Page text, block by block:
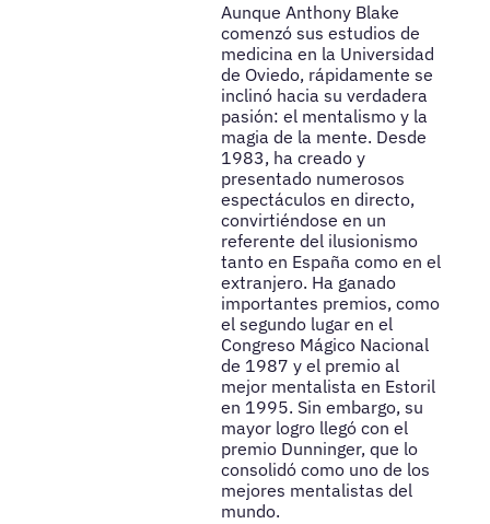
Aunque Anthony Blake
comenzó sus estudios de
medicina en la Universidad
de Oviedo, rápidamente se
inclinó hacia su verdadera
pasión: el mentalismo y la
magia de la mente. Desde
1983, ha creado y
presentado numerosos
espectáculos en directo,
convirtiéndose en un
referente del ilusionismo
tanto en España como en el
extranjero. Ha ganado
importantes premios, como
el segundo lugar en el
Congreso Mágico Nacional
de 1987 y el premio al
mejor mentalista en Estoril
en 1995. Sin embargo, su
mayor logro llegó con el
premio Dunninger, que lo
consolidó como uno de los
mejores mentalistas del
mundo.